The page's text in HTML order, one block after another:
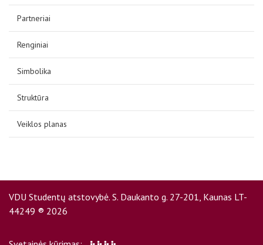
Kontaktai
Partneriai
Renginiai
Simbolika
Struktūra
Veiklos planas
VDU Studentų atstovybė. S. Daukanto g. 27-201, Kaunas LT-
44249 ® 2026